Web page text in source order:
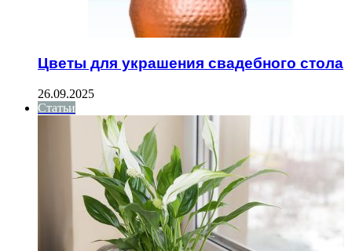
Цветы для украшения свадебного стола
26.09.2025
Статьи